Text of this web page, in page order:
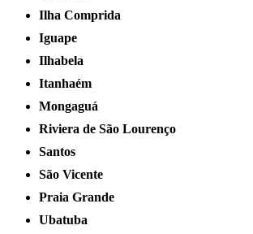
Ilha Comprida
Iguape
Ilhabela
Itanhaém
Mongaguá
Riviera de São Lourenço
Santos
São Vicente
Praia Grande
Ubatuba